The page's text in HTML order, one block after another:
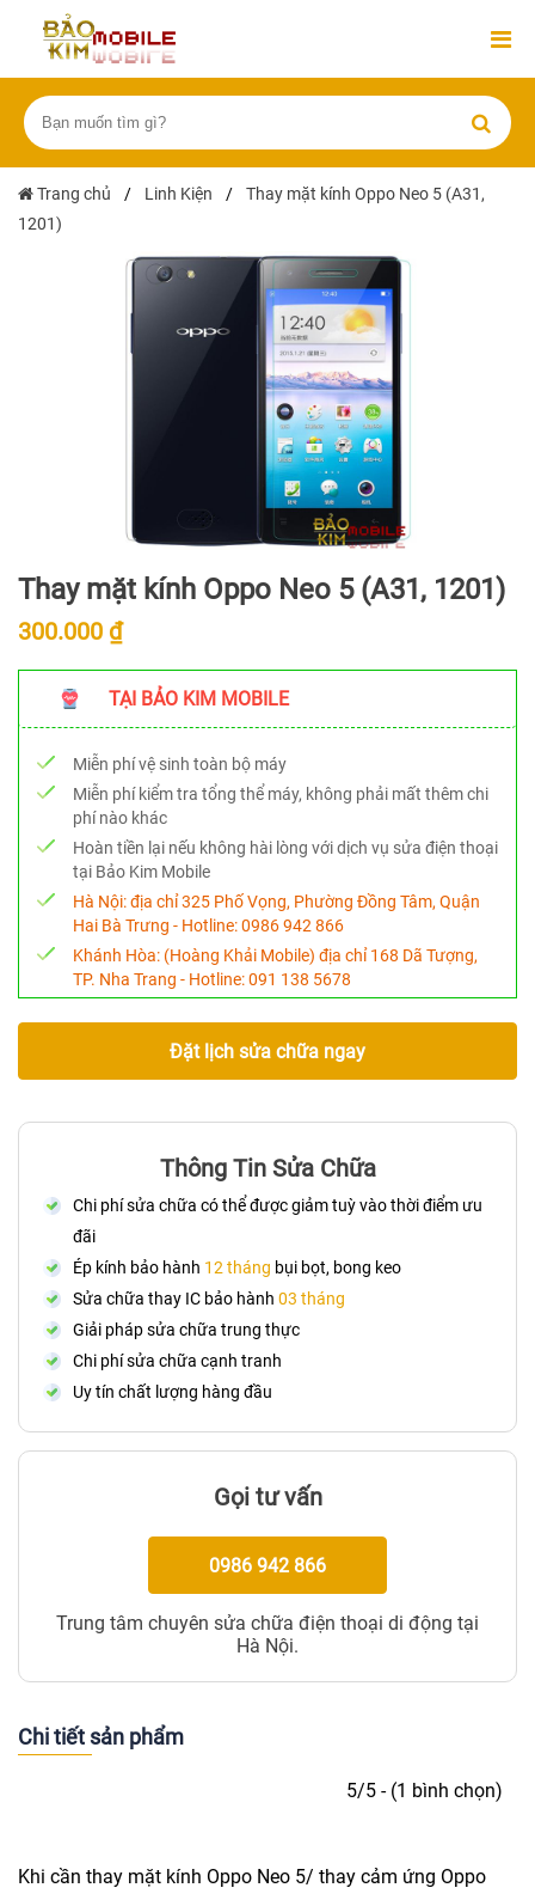
Trang chủ / Linh Kiện /
Thay mặt kính Oppo Neo 5 (A31,
1201)
Thay mặt kính Oppo Neo 5 (A31, 1201)
300.000 ₫
TẠI BẢO KIM MOBILE
Miễn phí vệ sinh toàn bộ máy
Miễn phí kiểm tra tổng thể máy, không phải mất thêm chi
phí nào khác
Hoàn tiền lại nếu không hài lòng với dịch vụ sửa điện thoại
tại Bảo Kim Mobile
Hà Nội:địa chỉ 325 Phố Vọng, Phường Đồng Tâm, Quận
Hai Bà Trưng - Hotline:0986 942 866
Khánh Hòa: (Hoàng Khải Mobile) địa chỉ 168 Dã Tượng,
TP. Nha Trang - Hotline:091 138 5678
Đặt lịch sửa chữa ngay
Thông Tin Sửa Chữa
Chi phí sửa chữa có thể được giảm tuỳ vào thời điểm ưu
đãi
Ép kính bảo hành 12 tháng bụi bọt, bong keo
Sửa chữa thay IC bảo hành 03 tháng
Giải pháp sửa chữa trung thực
Chi phí sửa chữa cạnh tranh
Uy tín chất lượng hàng đầu
Gọi tư vấn
0986 942 866
Trung tâm chuyên sửa chữa điện thoại di động tại
Hà Nội.
Chi tiết sản phẩm
5/5 - (1 bình chọn)
Khi cần thay mặt kính Oppo Neo 5/ thay cảm ứng Oppo